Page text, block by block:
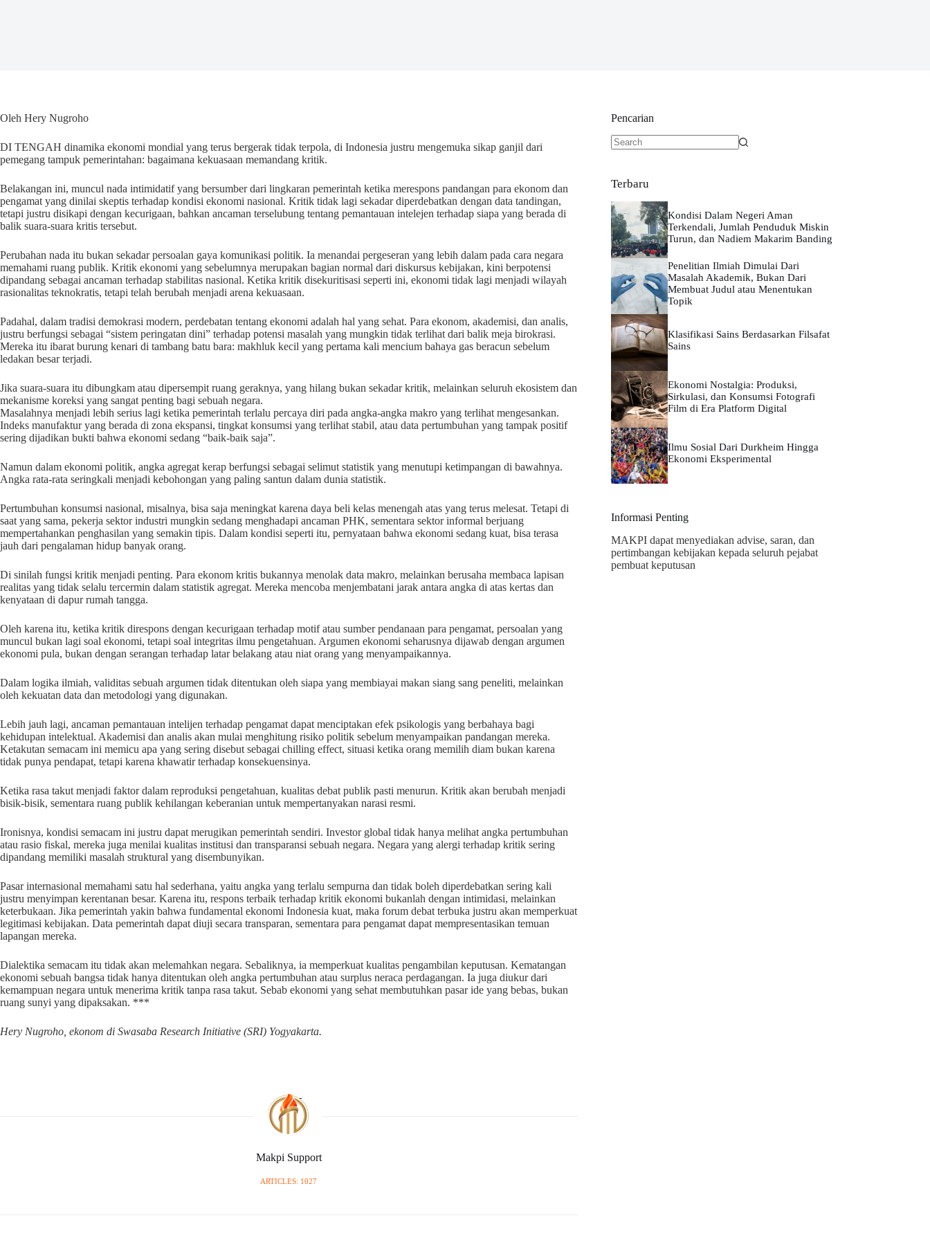
Oleh Hery Nugroho
DI TENGAH dinamika ekonomi mondial yang terus bergerak tidak terpola, di Indonesia justru mengemuka sikap ganjil dari
pemegang tampuk pemerintahan: bagaimana kekuasaan memandang kritik.
Belakangan ini, muncul nada intimidatif yang bersumber dari lingkaran pemerintah ketika merespons pandangan para ekonom dan
pengamat yang dinilai skeptis terhadap kondisi ekonomi nasional. Kritik tidak lagi sekadar diperdebatkan dengan data tandingan,
tetapi justru disikapi dengan kecurigaan, bahkan ancaman terselubung tentang pemantauan intelejen terhadap siapa yang berada di
balik suara-suara kritis tersebut.
Perubahan nada itu bukan sekadar persoalan gaya komunikasi politik. Ia menandai pergeseran yang lebih dalam pada cara negara
memahami ruang publik. Kritik ekonomi yang sebelumnya merupakan bagian normal dari diskursus kebijakan, kini berpotensi
dipandang sebagai ancaman terhadap stabilitas nasional. Ketika kritik disekuritisasi seperti ini, ekonomi tidak lagi menjadi wilayah
rasionalitas teknokratis, tetapi telah berubah menjadi arena kekuasaan.
Padahal, dalam tradisi demokrasi modern, perdebatan tentang ekonomi adalah hal yang sehat. Para ekonom, akademisi, dan analis,
justru berfungsi sebagai “sistem peringatan dini” terhadap potensi masalah yang mungkin tidak terlihat dari balik meja birokrasi.
Mereka itu ibarat burung kenari di tambang batu bara: makhluk kecil yang pertama kali mencium bahaya gas beracun sebelum
ledakan besar terjadi.
Jika suara-suara itu dibungkam atau dipersempit ruang geraknya, yang hilang bukan sekadar kritik, melainkan seluruh ekosistem dan
mekanisme koreksi yang sangat penting bagi sebuah negara.
Masalahnya menjadi lebih serius lagi ketika pemerintah terlalu percaya diri pada angka-angka makro yang terlihat mengesankan.
Indeks manufaktur yang berada di zona ekspansi, tingkat konsumsi yang terlihat stabil, atau data pertumbuhan yang tampak positif
sering dijadikan bukti bahwa ekonomi sedang “baik-baik saja”.
Namun dalam ekonomi politik, angka agregat kerap berfungsi sebagai selimut statistik yang menutupi ketimpangan di bawahnya.
Angka rata-rata seringkali menjadi kebohongan yang paling santun dalam dunia statistik.
Pertumbuhan konsumsi nasional, misalnya, bisa saja meningkat karena daya beli kelas menengah atas yang terus melesat. Tetapi di
saat yang sama, pekerja sektor industri mungkin sedang menghadapi ancaman PHK, sementara sektor informal berjuang
mempertahankan penghasilan yang semakin tipis. Dalam kondisi seperti itu, pernyataan bahwa ekonomi sedang kuat, bisa terasa
jauh dari pengalaman hidup banyak orang.
Di sinilah fungsi kritik menjadi penting. Para ekonom kritis bukannya menolak data makro, melainkan berusaha membaca lapisan
realitas yang tidak selalu tercermin dalam statistik agregat. Mereka mencoba menjembatani jarak antara angka di atas kertas dan
kenyataan di dapur rumah tangga.
Oleh karena itu, ketika kritik direspons dengan kecurigaan terhadap motif atau sumber pendanaan para pengamat, persoalan yang
muncul bukan lagi soal ekonomi, tetapi soal integritas ilmu pengetahuan. Argumen ekonomi seharusnya dijawab dengan argumen
ekonomi pula, bukan dengan serangan terhadap latar belakang atau niat orang yang menyampaikannya.
Dalam logika ilmiah, validitas sebuah argumen tidak ditentukan oleh siapa yang membiayai makan siang sang peneliti, melainkan
oleh kekuatan data dan metodologi yang digunakan.
Lebih jauh lagi, ancaman pemantauan intelijen terhadap pengamat dapat menciptakan efek psikologis yang berbahaya bagi
kehidupan intelektual. Akademisi dan analis akan mulai menghitung risiko politik sebelum menyampaikan pandangan mereka.
Ketakutan semacam ini memicu apa yang sering disebut sebagai chilling effect, situasi ketika orang memilih diam bukan karena
tidak punya pendapat, tetapi karena khawatir terhadap konsekuensinya.
Ketika rasa takut menjadi faktor dalam reproduksi pengetahuan, kualitas debat publik pasti menurun. Kritik akan berubah menjadi
bisik-bisik, sementara ruang publik kehilangan keberanian untuk mempertanyakan narasi resmi.
Ironisnya, kondisi semacam ini justru dapat merugikan pemerintah sendiri. Investor global tidak hanya melihat angka pertumbuhan
atau rasio fiskal, mereka juga menilai kualitas institusi dan transparansi sebuah negara. Negara yang alergi terhadap kritik sering
dipandang memiliki masalah struktural yang disembunyikan.
Pasar internasional memahami satu hal sederhana, yaitu angka yang terlalu sempurna dan tidak boleh diperdebatkan sering kali
justru menyimpan kerentanan besar. Karena itu, respons terbaik terhadap kritik ekonomi bukanlah dengan intimidasi, melainkan
keterbukaan. Jika pemerintah yakin bahwa fundamental ekonomi Indonesia kuat, maka forum debat terbuka justru akan memperkuat
legitimasi kebijakan. Data pemerintah dapat diuji secara transparan, sementara para pengamat dapat mempresentasikan temuan
lapangan mereka.
Dialektika semacam itu tidak akan melemahkan negara. Sebaliknya, ia memperkuat kualitas pengambilan keputusan. Kematangan
ekonomi sebuah bangsa tidak hanya ditentukan oleh angka pertumbuhan atau surplus neraca perdagangan. Ia juga diukur dari
kemampuan negara untuk menerima kritik tanpa rasa takut. Sebab ekonomi yang sehat membutuhkan pasar ide yang bebas, bukan
ruang sunyi yang dipaksakan. ***
Hery Nugroho, ekonom di Swasaba Research Initiative (SRI) Yogyakarta.
Makpi Support
ARTICLES: 1027
Pencarian
Terbaru
Kondisi Dalam Negeri Aman
Terkendali, Jumlah Penduduk Miskin
Turun, dan Nadiem Makarim Banding
Penelitian Ilmiah Dimulai Dari
Masalah Akademik, Bukan Dari
Membuat Judul atau Menentukan
Topik
Klasifikasi Sains Berdasarkan Filsafat
Sains
Ekonomi Nostalgia: Produksi,
Sirkulasi, dan Konsumsi Fotografi
Film di Era Platform Digital
Ilmu Sosial Dari Durkheim Hingga
Ekonomi Eksperimental
Informasi Penting
MAKPI dapat menyediakan advise, saran, dan
pertimbangan kebijakan kepada seluruh pejabat
pembuat keputusan